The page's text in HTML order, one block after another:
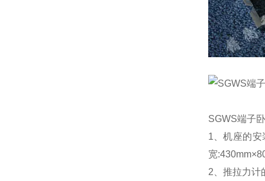
SGWS端子
1、机座的
宽
2、推拉力计